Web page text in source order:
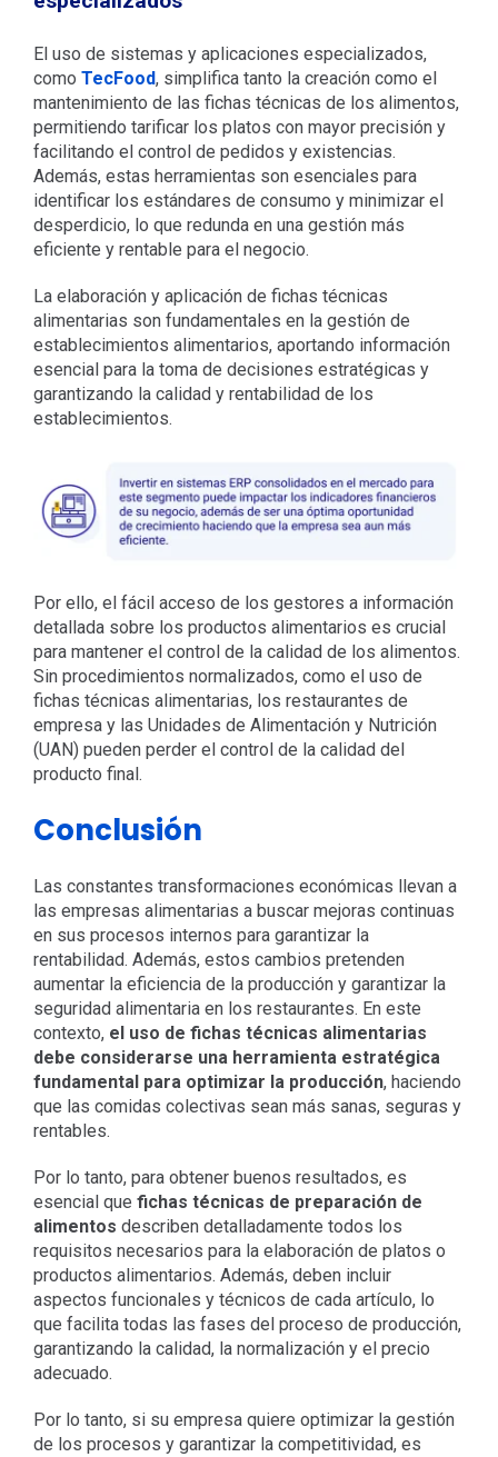
El uso de sistemas y aplicaciones especializados,
como TecFood, simplifica tanto la creación como el
mantenimiento de las fichas técnicas de los alimentos,
permitiendo tarificar los platos con mayor precisión y
facilitando el control de pedidos y existencias.
Además, estas herramientas son esenciales para
identificar los estándares de consumo y minimizar el
desperdicio, lo que redunda en una gestión más
eficiente y rentable para el negocio.
La elaboración y aplicación de fichas técnicas
alimentarias son fundamentales en la gestión de
establecimientos alimentarios, aportando información
esencial para la toma de decisiones estratégicas y
garantizando la calidad y rentabilidad de los
establecimientos.
Por ello, el fácil acceso de los gestores a información
detallada sobre los productos alimentarios es crucial
para mantener el control de la calidad de los alimentos.
Sin procedimientos normalizados, como el uso de
fichas técnicas alimentarias, los restaurantes de
empresa y las Unidades de Alimentación y Nutrición
(UAN) pueden perder el control de la calidad del
producto final.
Conclusión
Las constantes transformaciones económicas llevan a
las empresas alimentarias a buscar mejoras continuas
en sus procesos internos para garantizar la
rentabilidad. Además, estos cambios pretenden
aumentar la eficiencia de la producción y garantizar la
seguridad alimentaria en los restaurantes. En este
contexto, el uso de fichas técnicas alimentarias
debe considerarse una herramienta estratégica
fundamental para optimizar la producción, haciendo
que las comidas colectivas sean más sanas, seguras y
rentables.
Por lo tanto, para obtener buenos resultados, es
esencial que fichas técnicas de preparación de
alimentos describen detalladamente todos los
requisitos necesarios para la elaboración de platos o
productos alimentarios. Además, deben incluir
aspectos funcionales y técnicos de cada artículo, lo
que facilita todas las fases del proceso de producción,
garantizando la calidad, la normalización y el precio
adecuado.
Por lo tanto, si su empresa quiere optimizar la gestión
de los procesos y garantizar la competitividad, es